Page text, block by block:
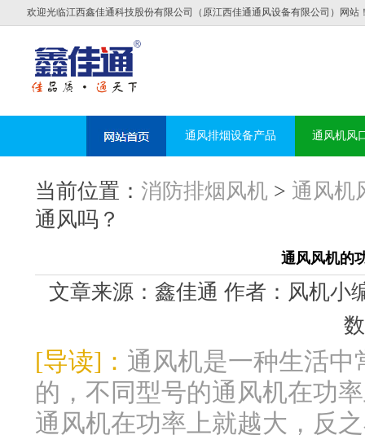
欢迎光临江西鑫佳通科技股份有限公司（原江西佳通通风设备有限公司）网站
通风排烟设备产品 通风机风
当前位置： 消防排烟风机 > 通风机
通风吗？
通风风机的
文章来源：鑫佳通 作者：风机小
[导读]： 通风机是一种生活
的，不同型号的通风机在功
通风机在功率上就越大，反